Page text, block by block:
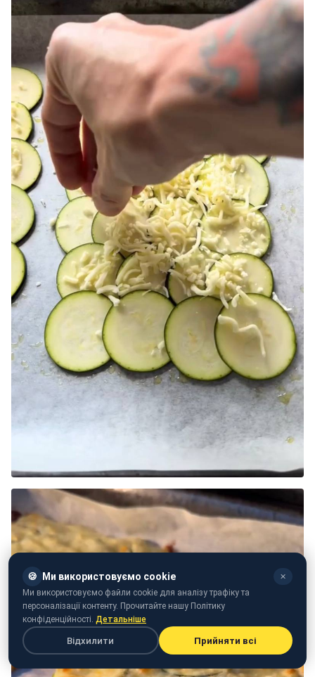
🍪 Ми використовуємо cookie ✕
Ми використовуємо файли cookie для аналізу трафіку та
персоналізації контенту. Прочитайте нашу Політику
конфіденційності. Детальніше
Відхилити Прийняти всі